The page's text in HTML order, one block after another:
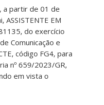
a partir de 01 de
EM
do exercício
Comunicação e
código FG4, para
nº 659/2023/GR,
em vista o